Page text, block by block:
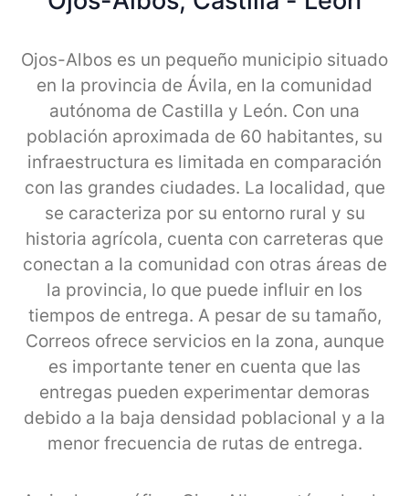
Ojos-Albos es un pequeño municipio situado
en la provincia de Ávila, en la comunidad
autónoma de Castilla y León. Con una
población aproximada de 60 habitantes, su
infraestructura es limitada en comparación
con las grandes ciudades. La localidad, que
se caracteriza por su entorno rural y su
historia agrícola, cuenta con carreteras que
conectan a la comunidad con otras áreas de
la provincia, lo que puede influir en los
tiempos de entrega. A pesar de su tamaño,
Correos ofrece servicios en la zona, aunque
es importante tener en cuenta que las
entregas pueden experimentar demoras
debido a la baja densidad poblacional y a la
menor frecuencia de rutas de entrega.